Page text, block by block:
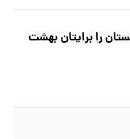
را برایتان بهشت